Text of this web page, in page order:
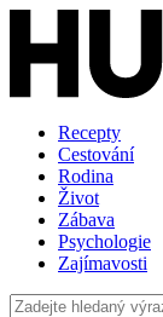
Recepty
Cestování
Rodina
Život
Zábava
Psychologie
Zajímavosti